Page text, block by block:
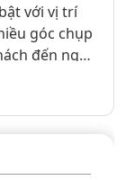
với vị trí
góc chụp
đến nghỉ
Dưới
thể bỏ lỡ